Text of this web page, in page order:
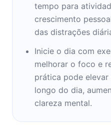
tempo para
crescimento
das distrações
Inicie o dia com
melhorar o foco e
prática pode elevar
longo do dia,
clareza mental.